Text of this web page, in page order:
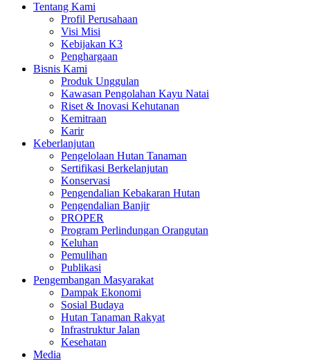
Tentang Kami
Profil Perusahaan
Visi Misi
Kebijakan K3
Penghargaan
Bisnis Kami
Produk Unggulan
Kawasan Pengolahan Kayu Natai
Riset & Inovasi Kehutanan
Kemitraan
Karir
Keberlanjutan
Pengelolaan Hutan Tanaman
Sertifikasi Berkelanjutan
Konservasi
Pengendalian Kebakaran Hutan
Pengendalian Banjir
PROPER
Program Perlindungan Orangutan
Keluhan
Pemulihan
Publikasi
Pengembangan Masyarakat
Dampak Ekonomi
Sosial Budaya
Hutan Tanaman Rakyat
Infrastruktur Jalan
Kesehatan
Media